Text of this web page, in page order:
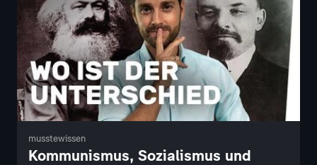
musstewissen
Kommunismus, Sozialismus und